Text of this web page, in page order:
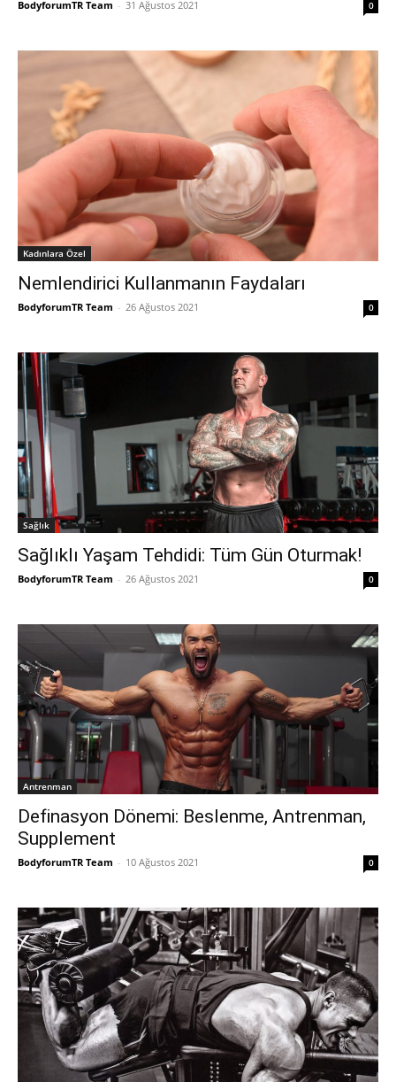
BodyforumTR Team - 31 Ağustos 2021 0
Kadınlara Özel
Nemlendirici Kullanmanın Faydaları
BodyforumTR Team - 26 Ağustos 2021 0
Sağlık
Sağlıklı Yaşam Tehdidi: Tüm Gün Oturmak!
BodyforumTR Team - 26 Ağustos 2021 0
Antrenman
Definasyon Dönemi: Beslenme, Antrenman,
Supplement
BodyforumTR Team - 10 Ağustos 2021 0